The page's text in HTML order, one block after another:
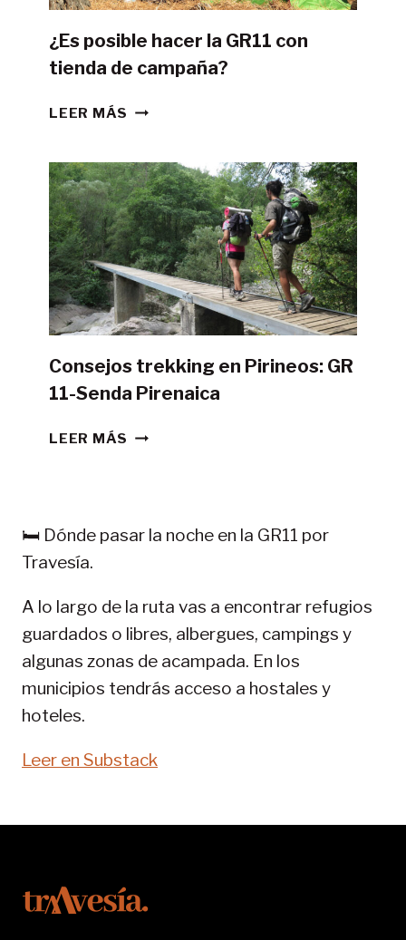
¿Es posible hacer la GR11 con
tienda de campaña?
LEER MÁS ¿ES
LA
GR11
CON
TIENDA
DE
CAMPAÑA?
Consejos trekking en Pirineos: GR
11-Senda Pirenaica
LEER MÁS CONSEJOS
11-
🛏️ Dónde pasar la noche en la GR11 por
Travesía.
A lo largo de la ruta vas a encontrar refugios
guardados o libres, albergues, campings y
algunas zonas de acampada. En los
municipios tendrás acceso a hostales y
hoteles.
Leer en Substack